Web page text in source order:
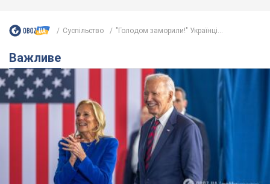
Суспільство "Голодом заморили!" Українці...
Важливе